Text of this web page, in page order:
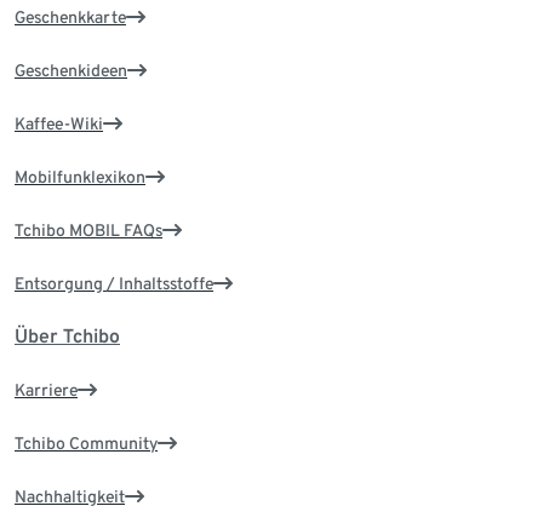
Geschenkkarte
Geschenkideen
Kaffee-Wiki
Mobilfunklexikon
Tchibo MOBIL FAQs
Entsorgung / Inhaltsstoffe
Über Tchibo
Karriere
Tchibo Community
Nachhaltigkeit